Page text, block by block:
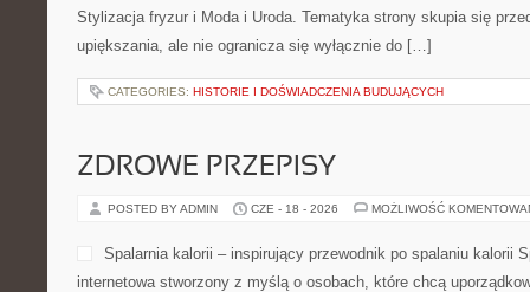
Stylizacja fryzur i Moda i Uroda. Tematyka strony skupia się
upiększania, ale nie ogranicza się wyłącznie do […]
CATEGORIES: HISTORIE I DOŚWIADCZENIA BUDUJĄCYCH
ZDROWE PRZEPISY
POSTED BY ADMIN CZE - 18 - 2026 MOŻLIWOŚĆ
Spalarnia kalorii – inspirujący przewodnik po spalaniu kalorii
internetowa stworzony z myślą o osobach, które chcą